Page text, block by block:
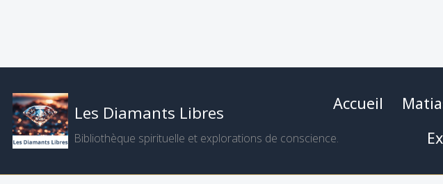
Les Diamants Libres
Bibliothèque spirituelle et explorations de conscience.
Accueil